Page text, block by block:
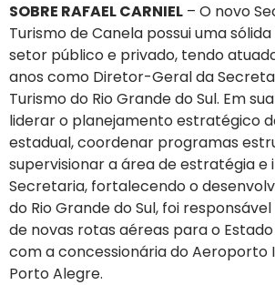
SOBRE RAFAEL CARNIEL – O novo
Turismo de Canela possui uma
setor público e privado, tendo
anos como Diretor-Geral da
Turismo do Rio Grande do Sul. Em
liderar o planejamento estratégico
estadual, coordenar programas
supervisionar a área de estratégia e
Secretaria, fortalecendo o
do Rio Grande do Sul, foi
de novas rotas aéreas para o
com a concessionária do Aeroporto
Porto Alegre.